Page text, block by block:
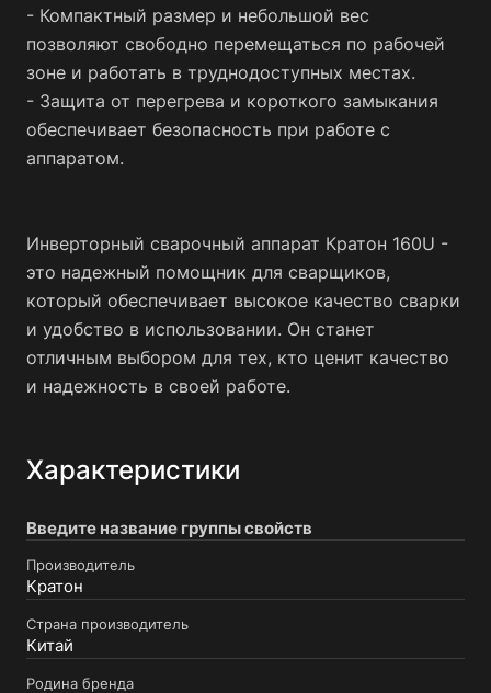
- Компактный размер и небольшой вес
позволяют свободно перемещаться по рабочей
зоне и работать в труднодоступных местах.
- Защита от перегрева и короткого замыкания
обеспечивает безопасность при работе с
аппаратом.
Инверторный сварочный аппарат Кратон 160U -
это надежный помощник для сварщиков,
который обеспечивает высокое качество сварки
и удобство в использовании. Он станет
отличным выбором для тех, кто ценит качество
и надежность в своей работе.
Характеристики
Введите название группы свойств
Производитель
Кратон
Страна производитель
Китай
Родина бренда